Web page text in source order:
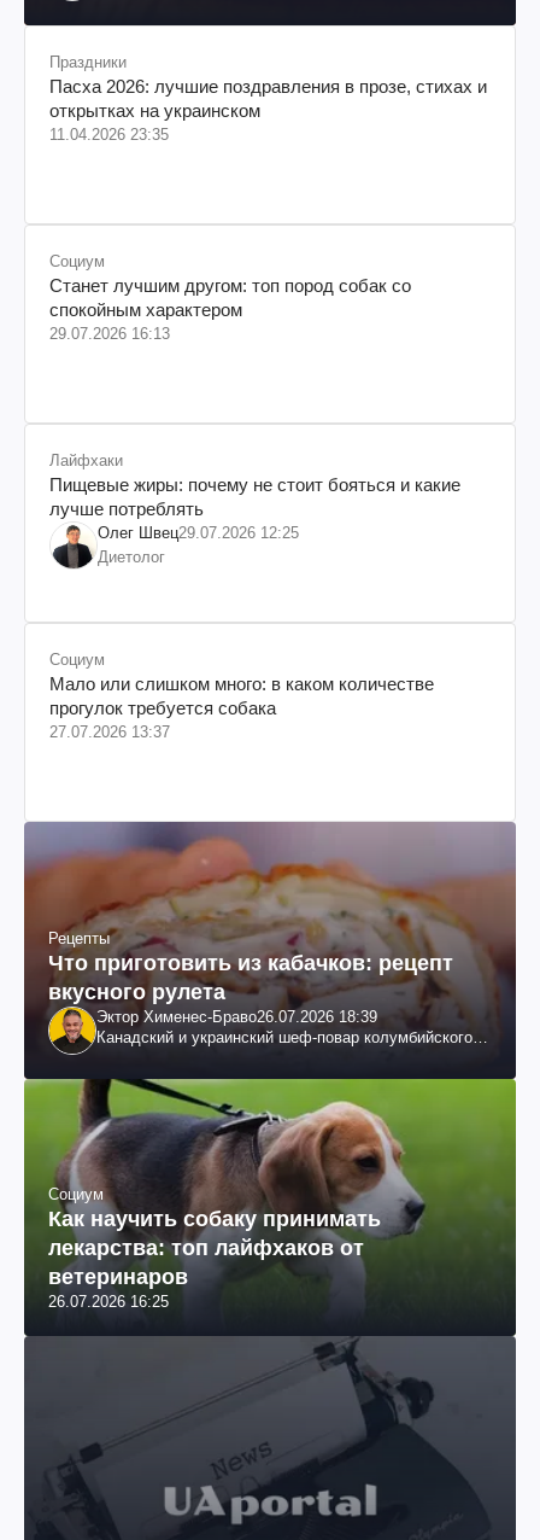
Праздники
Пасха 2026: лучшие поздравления в прозе, стихах и
открытках на украинском
11.04.2026 23:35
Социум
Станет лучшим другом: топ пород собак со
спокойным характером
29.07.2026 16:13
Лайфхаки
Пищевые жиры: почему не стоит бояться и какие
лучше потреблять
Олег Швец29.07.2026 12:25
Диетолог
Социум
Мало или слишком много: в каком количестве
прогулок требуется собака
27.07.2026 13:37
Рецепты
Что приготовить из кабачков: рецепт
вкусного рулета
Эктор Хименес-Браво26.07.2026 18:39
Канадский и украинский шеф-повар колумбийского
Социум
Как научить собаку принимать
лекарства: топ лайфхаков от
ветеринаров
26.07.2026 16:25